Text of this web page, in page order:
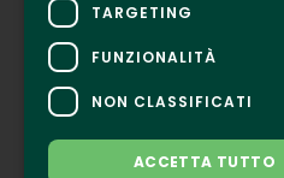
Tenuta Selvaggia
Contacts
CONTACTS
For information and
TARGETING
FUNZIONALITÀ
NON CLASSIFICATI
ACCETTA TUTTO